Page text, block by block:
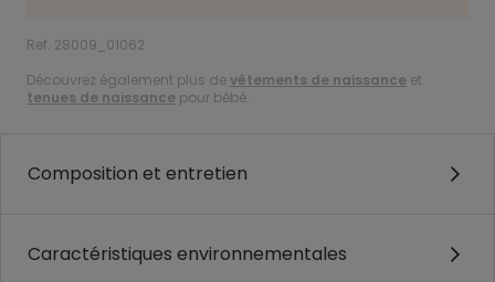
Ref. 28009_01062
Découvrez également plus devêtements de naissance et
tenues de naissance pour bébé.
Composition et entretien
Caractéristiques environnementales